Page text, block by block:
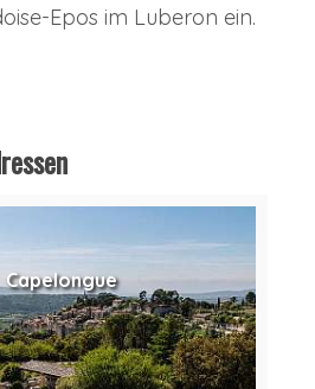
Epos im Luberon ein.
Capelongue